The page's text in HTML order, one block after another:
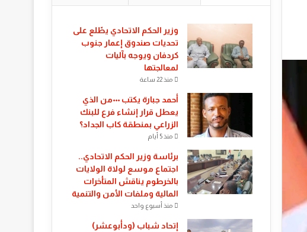
​وزير الحكم الاتحادي يطّلع على
تحديات صندوق إعمار جنوب
كردفان ويوجه بآليات
لمعالجتها
منذ 22 ساعة
أحمد جبارة يكتب ٠٠٠من الذي
يعطل قرار إنشاء فرع للبنك
الزراعي بمنطقة كاب الجداد؟
منذ 5 أيام
​برئاسة وزير الحكم الاتحادي..
اجتماع موسع لولاة الولايات
بالخرطوم يناقش المتأخرات
المالية وملفات الأمن والتنمية
منذ أسبوع واحد
إتحاد شباب (ودأبوعشر)